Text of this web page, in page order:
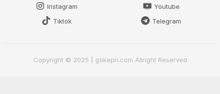
Instagram
Youtube
Tiktok
Telegram
Copyright © 2025 | gokepri.com Allright Reserved